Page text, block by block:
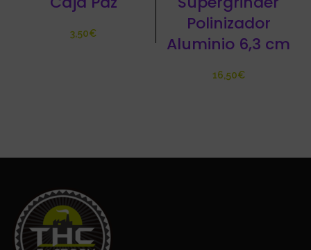
€
Polinizador
Aluminio 6,3 cm
€